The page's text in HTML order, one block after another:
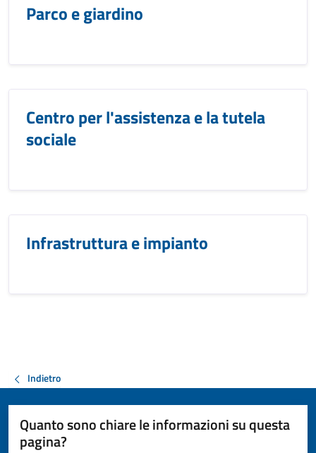
Parco e giardino
Centro per l'assistenza e la tutela
sociale
Infrastruttura e impianto
Indietro
Quanto sono chiare le informazioni su questa
pagina?